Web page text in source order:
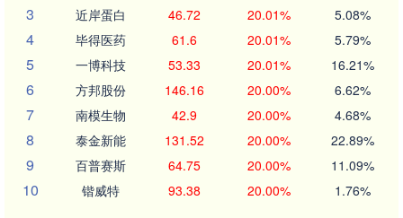
3 近岸蛋白 46.72 20.01% 5.08%
4 毕得医药 61.6 20.01% 5.79%
5 一博科技 53.33 20.01% 16.21%
6 方邦股份 146.16 20.00% 6.62%
7 南模生物 42.9 20.00% 4.68%
8 泰金新能 131.52 20.00% 22.89%
9 百普赛斯 64.75 20.00% 11.09%
10 锴威特 93.38 20.00% 1.76%